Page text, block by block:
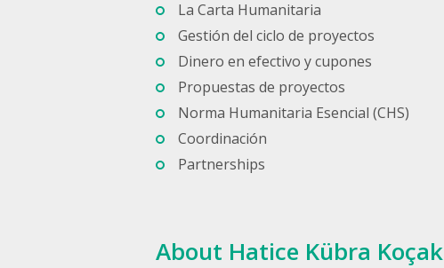
La Carta Humanitaria
Gestión del ciclo de proyectos
Dinero en efectivo y cupones
Propuestas de proyectos
Norma Humanitaria Esencial (CHS)
Coordinación
Partnerships
About Hatice Kübra Koçak